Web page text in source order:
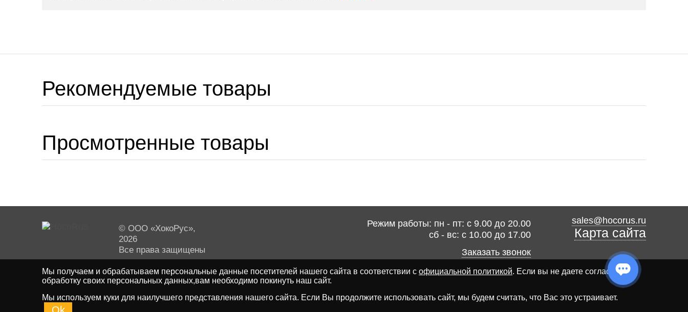
Рекомендуемые товары
Просмотренные товары
© ООО «ХокоРус»,
2026
Все права защищены
Режим работы: пн - пт: с 9.00 до 20.00
сб - вс: с 10.00 до 17.00
Заказать звонок
sales@hocorus.ru
Карта сайта
Мы получаем и обрабатываем персональные данные посетителей нашего сайта в соответствии с официальной политикой. Если вы не даете согласия на
обработку своих персональных данных,вам необходимо покинуть наш сайт.
Мы используем куки для наилучшего представления нашего сайта. Если Вы продолжите использовать сайт, мы будем считать, что Вас это устраивает.